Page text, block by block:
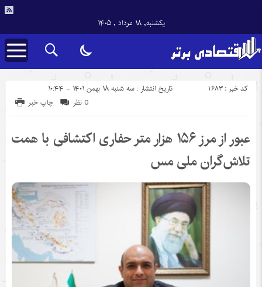
یکشنبه, ۱۸ مرداد , ۱۴۰۵
تاریخ انتشار : سه شنبه ۱۸ بهمن ۱۴۰۱ - ۱۰:۴۴ کد خبر : 1683
چاپ خبر 0 نظر
عبور از مرز ۱۵۶ هزار متر حفاری اکتشافی با همت
تلاش‌گران ملی مس